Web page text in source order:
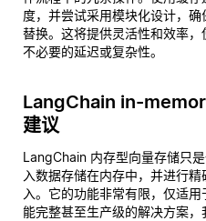
度，并尝试采用模块化设计，
替换。这将提供灵活性和效率
不必要的延迟或复杂性。
LangChain in-
建议
LangChain 内存型向量存储只
入数据存储在内存中，并进行
入。它的功能非常有限，仅适
能完整甚至生产级的解决方案，